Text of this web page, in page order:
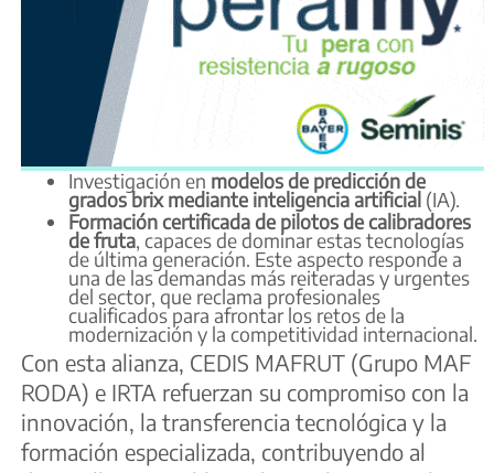
Investigación en modelos de predicción de
grados brix mediante inteligencia artificial (IA).
Formación certificada de pilotos de calibradores
de fruta, capaces de dominar estas tecnologías
de última generación. Este aspecto responde a
una de las demandas más reiteradas y urgentes
del sector, que reclama profesionales
cualificados para afrontar los retos de la
modernización y la competitividad internacional.
Con esta alianza, CEDIS MAFRUT (Grupo MAF
RODA) e IRTA refuerzan su compromiso con la
innovación, la transferencia tecnológica y la
formación especializada, contribuyendo al